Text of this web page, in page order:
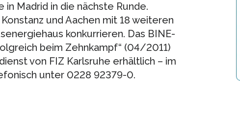
Madrid in die nächste Runde.
und Aachen mit 18 weiteren
konkurrieren. Das BINE-
beim Zehnkampf“ (04/2011)
von FIZ Karlsruhe erhältlich – im
unter 0228 92379-0.